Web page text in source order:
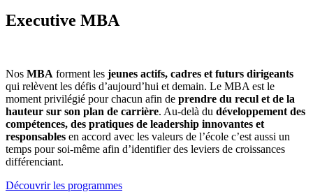
Executive MBA
Nos MBA forment les jeunes actifs, cadres et futurs dirigeants
qui relèvent les défis d’aujourd’hui et demain. Le MBA est le
moment privilégié pour chacun afin de prendre du recul et de la
hauteur sur son plan de carrière. Au-delà du développement des
compétences, des pratiques de leadership innovantes et
responsables en accord avec les valeurs de l’école c’est aussi un
temps pour soi-même afin d’identifier des leviers de croissances
différenciant.
Découvrir les programmes